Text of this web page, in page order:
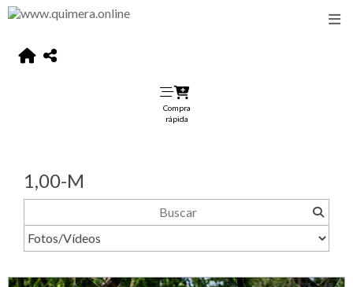
Compra
rápida
1,00-M